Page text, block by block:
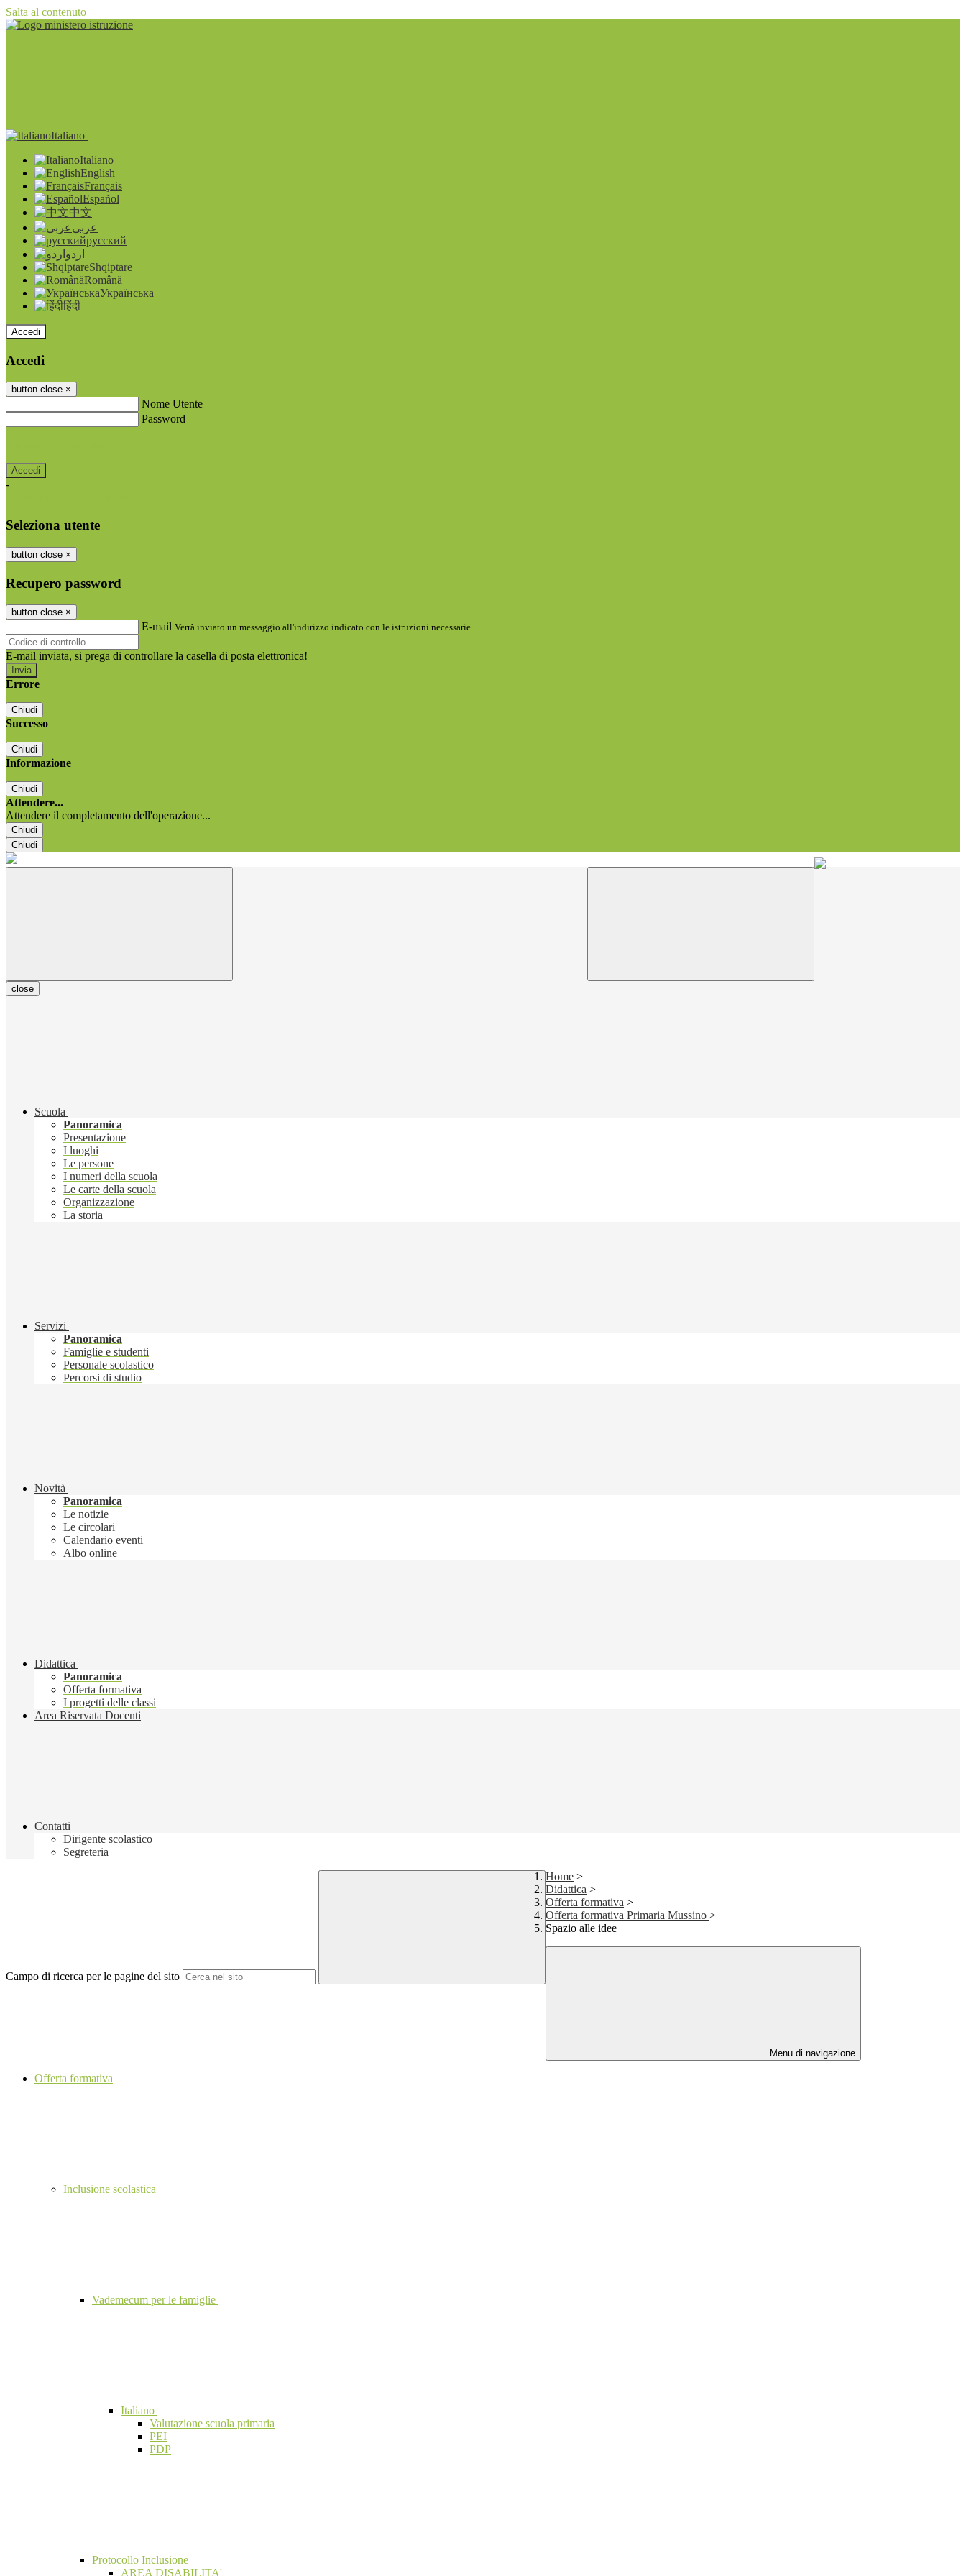
Salta al contenuto
Italiano
Italiano
English
Français
Español
中文
عربى
русский
اردو
Shqiptare
Română
Українська
हिंदी
Accedi
Accedi
button close ×
Nome Utente
Password
-
Seleziona utente
button close ×
Recupero password
button close ×
E-mail Verrà inviato un messaggio all'indirizzo indicato con le istruzioni necessarie.
E-mail inviata, si prega di controllare la casella di posta elettronica!
Errore
Chiudi
Successo
Chiudi
Informazione
Chiudi
Attendere...
Attendere il completamento dell'operazione...
Chiudi
Chiudi
close
Scuola
Panoramica
Presentazione
I luoghi
Le persone
I numeri della scuola
Le carte della scuola
Organizzazione
La storia
Servizi
Panoramica
Famiglie e studenti
Personale scolastico
Percorsi di studio
Novità
Panoramica
Le notizie
Le circolari
Calendario eventi
Albo online
Didattica
Panoramica
Offerta formativa
I progetti delle classi
Area Riservata Docenti
Contatti
Dirigente scolastico
Segreteria
Campo di ricerca per le pagine del sito
Home >
Didattica >
Offerta formativa >
Offerta formativa Primaria Mussino >
Spazio alle idee
Menu di navigazione
Offerta formativa
Inclusione scolastica
Vademecum per le famiglie
Italiano
Valutazione scuola primaria
PEI
PDP
Protocollo Inclusione
AREA DISABILITA'